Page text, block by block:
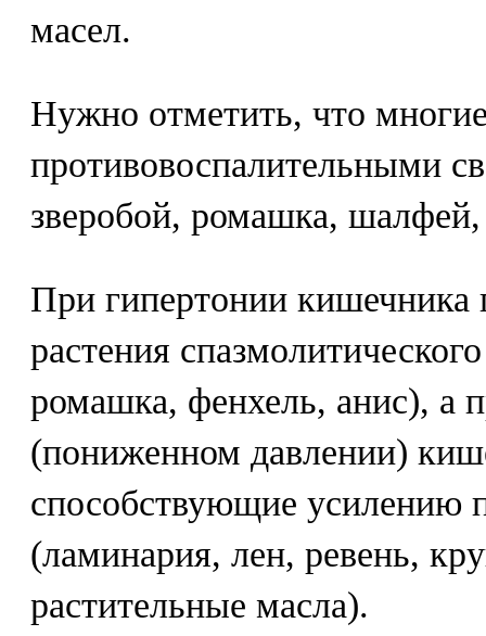
масел.
Нужно отметить, что
противовоспалительными
зверобой, ромашка, шалфей,
При гипертонии кишечника
растения
ромашка, фенхель, анис), а
(пониженном давлении)
способствующие усилению
(ламинария, лен, ревень,
растительные масла).